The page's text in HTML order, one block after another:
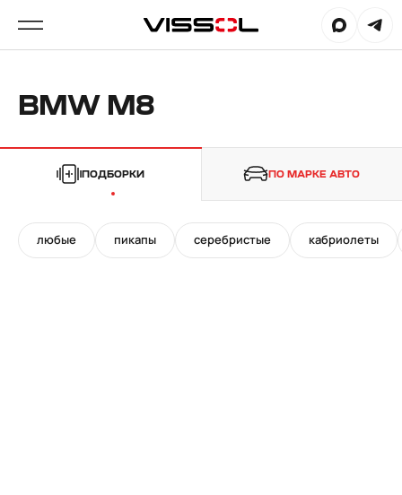
BMW M8
ПОДБОРКИ ПО МАРКЕ АВТО
любые пикапы серебристые кабриолеты